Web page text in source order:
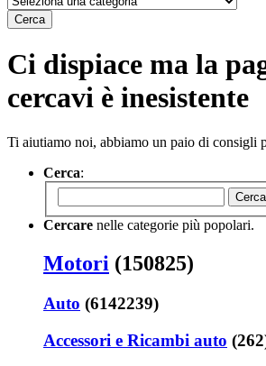
Cerca
Ci dispiace ma la
cercavi è inesistente
Ti aiutiamo noi, abbiamo un paio di consigli
Cerca:
Cerca
Cercare nelle categorie più popolari.
Motori (150825)
Auto (6142239)
Accessori e Ricambi auto